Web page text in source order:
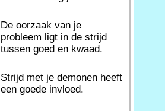
De oorzaak van je
probleem ligt in de strijd
tussen goed en kwaad.
Strijd met je demonen heeft
een goede invloed.